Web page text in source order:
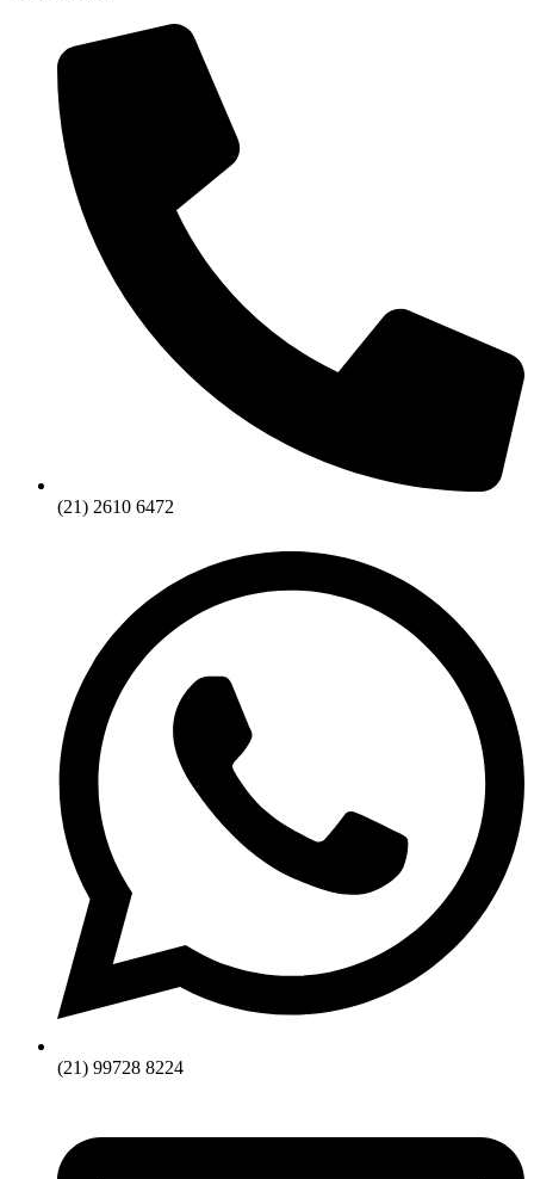
(21) 2610 6472
(21) 99728 8224